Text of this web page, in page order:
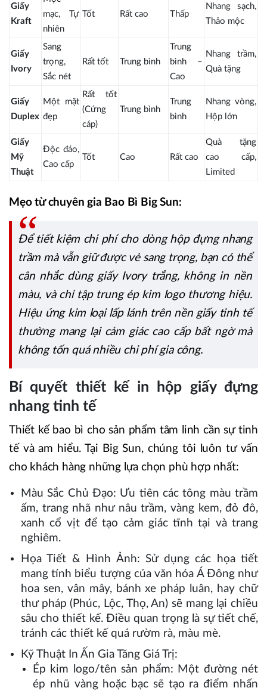
Giấy
Kraft
mạc, Tự
nhiên
Tốt Rất cao Thấp
Nhang sạch,
Thảo mộc
Giấy
Ivory
Sang
trọng,
Sắc nét
Rất tốt Trung bình
Trung
bình –
Cao
Nhang trầm,
Quà tặng
Giấy
Duplex
Một mặt
đẹp
Rất tốt
(Cứng
cáp)
Trung bình
Trung
bình
Nhang vòng,
Hộp lớn
Giấy
Mỹ
Thuật
Độc đáo,
Cao cấp
Tốt Cao Rất cao
Quà tặng
cao cấp,
Limited
Mẹo từ chuyên gia Bao Bì Big Sun:
Để tiết kiệm chi phí cho dòng hộp đựng nhang
trầm mà vẫn giữ được vẻ sang trọng, bạn có thể
cân nhắc dùng giấy Ivory trắng, không in nền
màu, và chỉ tập trung ép kim logo thương hiệu.
Hiệu ứng kim loại lấp lánh trên nền giấy tinh tế
thường mang lại cảm giác cao cấp bất ngờ mà
không tốn quá nhiều chi phí gia công.
Bí quyết thiết kế in hộp giấy đựng
nhang tinh tế
Thiết kế bao bì cho sản phẩm tâm linh cần sự tinh
tế và am hiểu. Tại Big Sun, chúng tôi luôn tư vấn
cho khách hàng những lựa chọn phù hợp nhất:
Màu Sắc Chủ Đạo: Ưu tiên các tông màu trầm
ấm, trang nhã như nâu trầm, vàng kem, đỏ đô,
xanh cổ vịt để tạo cảm giác tĩnh tại và trang
nghiêm.
Họa Tiết & Hình Ảnh: Sử dụng các họa tiết
mang tính biểu tượng của văn hóa Á Đông như
hoa sen, vân mây, bánh xe pháp luân, hay chữ
thư pháp (Phúc, Lộc, Thọ, An) sẽ mang lại chiều
sâu cho thiết kế. Điều quan trọng là sự tiết chế,
tránh các thiết kế quá rườm rà, màu mè.
Kỹ Thuật In Ấn Gia Tăng Giá Trị:
Ép kim logo/tên sản phẩm: Một đường nét
ép nhũ vàng hoặc bạc sẽ tạo ra điểm nhấn